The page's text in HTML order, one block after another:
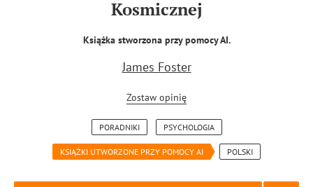
Kosmicznej
Książka stworzona przy pomocy AI.
James Foster
Zostaw opinię
PORADNIKI PSYCHOLOGIA
KSIĄŻKI UTWORZONE PRZY POMOCY AI POLSKI